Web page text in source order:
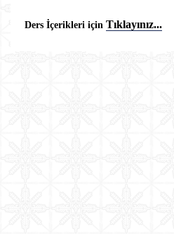
Ders İçerikleri için Tıklayınız...